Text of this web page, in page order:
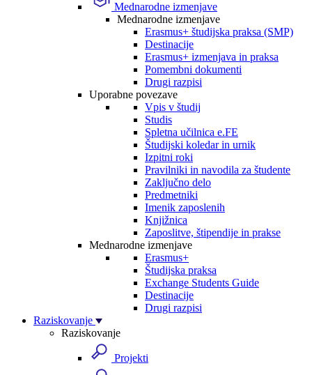
Mednarodne izmenjave
Mednarodne izmenjave
Erasmus+ študijska praksa (SMP)
Destinacije
Erasmus+ izmenjava in praksa
Pomembni dokumenti
Drugi razpisi
Uporabne povezave
Vpis v študij
Studis
Spletna učilnica e.FE
Študijski koledar in urnik
Izpitni roki
Pravilniki in navodila za študente
Zaključno delo
Predmetniki
Imenik zaposlenih
Knjižnica
Zaposlitve, štipendije in prakse
Mednarodne izmenjave
Erasmus+
Študijska praksa
Exchange Students Guide
Destinacije
Drugi razpisi
Raziskovanje
Raziskovanje
Projekti